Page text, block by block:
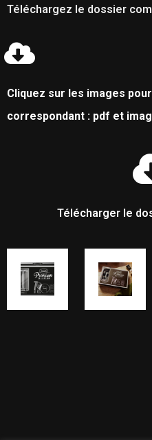
Téléchargez le dossier
Cliquez sur les images
correspondant : pdf et
Télécharger le